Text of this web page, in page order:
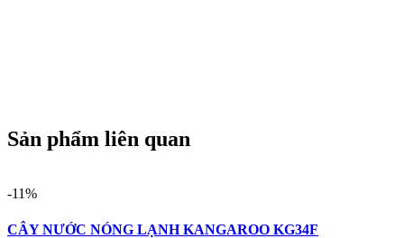
Sản phẩm liên quan
-11%
CÂY NƯỚC NÓNG LẠNH KANGAROO KG34F